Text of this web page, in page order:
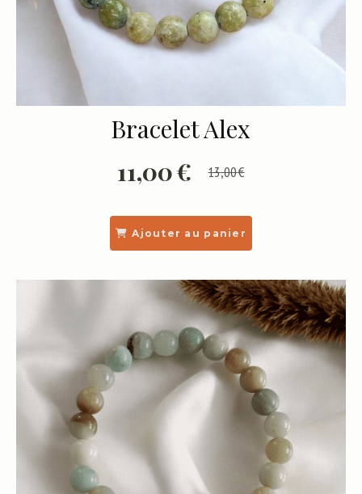
Bracelet Alex
11,00€ 13,00€
Ajouter au panier